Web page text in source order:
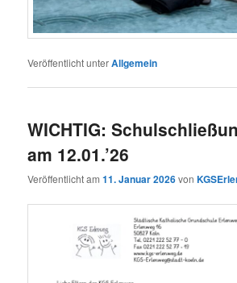
Veröffentlicht unterAllgemein
WICHTIG:
am 12.01.’26
Veröffentlicht am11. Januar 2026von